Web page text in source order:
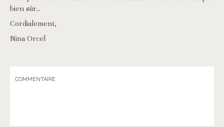
bien sûr..
Cordialement,
Nina Orcel
COMMENTAIRE